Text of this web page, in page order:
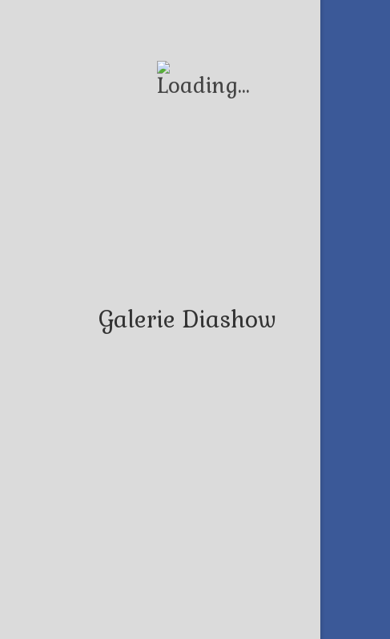
Galerie Diashow